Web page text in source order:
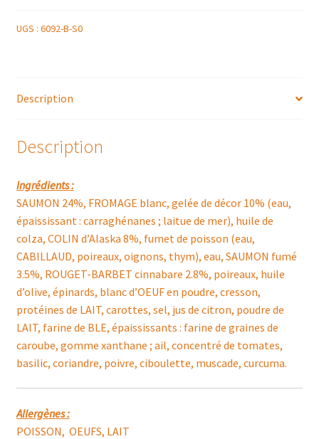
TERRINE
SAUCE
UGS : 6092-B-S0
Description
Description
Ingrédients :
SAUMON 24%, FROMAGE blanc, gelée de décor 10% (eau,
épaississant : carraghénanes ; laitue de mer), huile de
colza, COLIN d’Alaska 8%, fumet de poisson (eau,
CABILLAUD, poireaux, oignons, thym), eau, SAUMON fumé
3.5%, ROUGET-BARBET cinnabare 2.8%, poireaux, huile
d’olive, épinards, blanc d’OEUF en poudre, cresson,
protéines de LAIT, carottes, sel, jus de citron, poudre de
LAIT, farine de BLE, épaississants : farine de graines de
caroube, gomme xanthane ; ail, concentré de tomates,
basilic, coriandre, poivre, ciboulette, muscade, curcuma.
Allergènes :
POISSON, OEUFS, LAIT